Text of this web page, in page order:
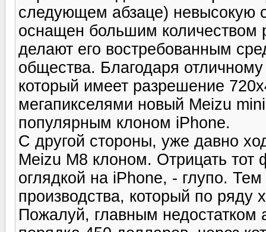
следующем абзаце) невысокую
оснащен большим количеством
делают его востребованным
общества. Благодаря
который имеет разрешение
мегапикселями новый Meizu
популярным клоном iPhone.
С другой стороны, уже давно
Meizu M8 клоном. Отрицать тот
оглядкой на iPhone, - глупо.
производства, который по ряду
Пожалуй, главным недостатком